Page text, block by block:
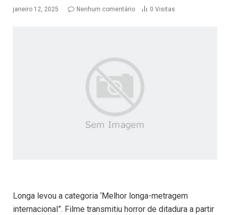
janeiro 12, 2025 Nenhum comentário 0 Visitas
Longa levou a categoria ‘Melhor longa-metragem
internacional”. Filme transmitiu horror de ditadura a partir